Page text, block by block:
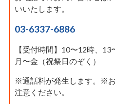
いいたします。
03-6337-6886
【受付時間】10〜12時、13
月〜金（祝祭日のぞく）
※通話料が発生します。※
注意ください。